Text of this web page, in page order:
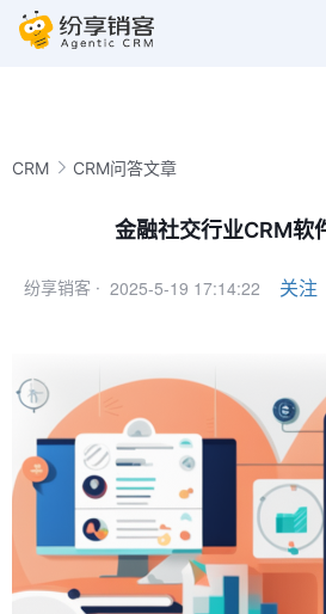
CRM CRM问答文章
金融社交行业CRM软
纷享销客 · 2025-5-19 17:14:22 关注